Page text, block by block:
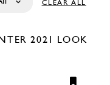
CLEAR ALL
2021
LOOK